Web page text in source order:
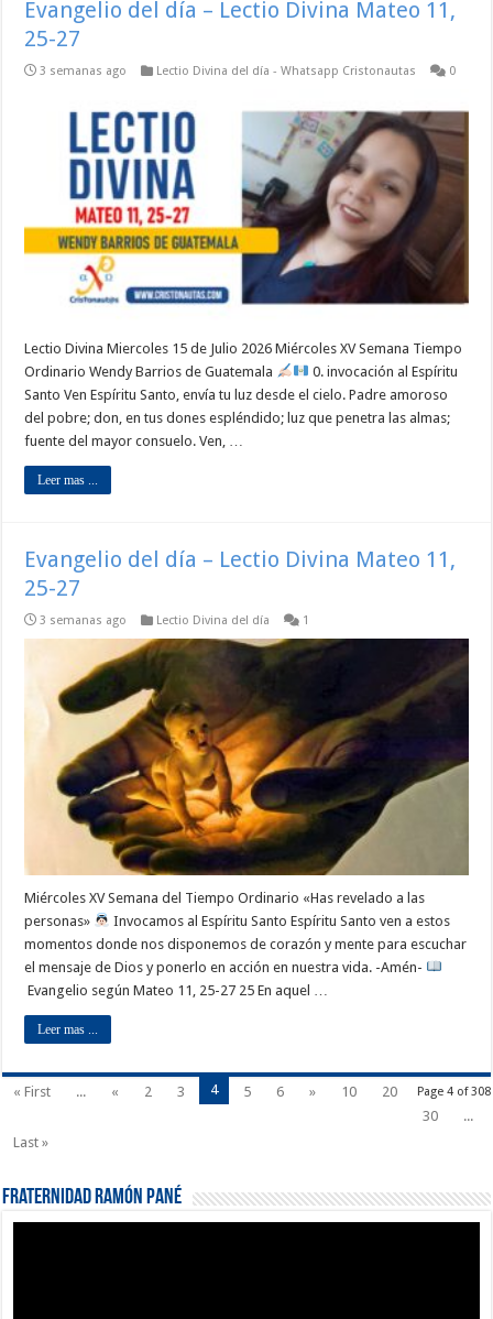
Evangelio del día – Lectio Divina Mateo 11,
25-27
3 semanas ago Lectio Divina del día - Whatsapp Cristonautas 0
Lectio Divina Miercoles 15 de Julio 2026 Miércoles XV Semana Tiempo
Ordinario Wendy Barrios de Guatemala
0. invocación al Espíritu
Santo Ven Espíritu Santo, envía tu luz desde el cielo. Padre amoroso
del pobre; don, en tus dones espléndido; luz que penetra las almas;
fuente del mayor consuelo. Ven, …
Leer mas ...
Evangelio del día – Lectio Divina Mateo 11,
25-27
3 semanas ago Lectio Divina del día 1
Miércoles XV Semana del Tiempo Ordinario «Has revelado a las
personas»
Invocamos al Espíritu Santo Espíritu Santo ven a estos
momentos donde nos disponemos de corazón y mente para escuchar
el mensaje de Dios y ponerlo en acción en nuestra vida. -Amén-
Evangelio según Mateo 11, 25-27 25 En aquel …
Leer mas ...
Page 4 of 308
« First ... « 2 3 4 5 6 » 10
20
30
...
Last »
Fraternidad Ramón Pané